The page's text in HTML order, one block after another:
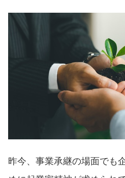
昨今、事業承継の場面でも